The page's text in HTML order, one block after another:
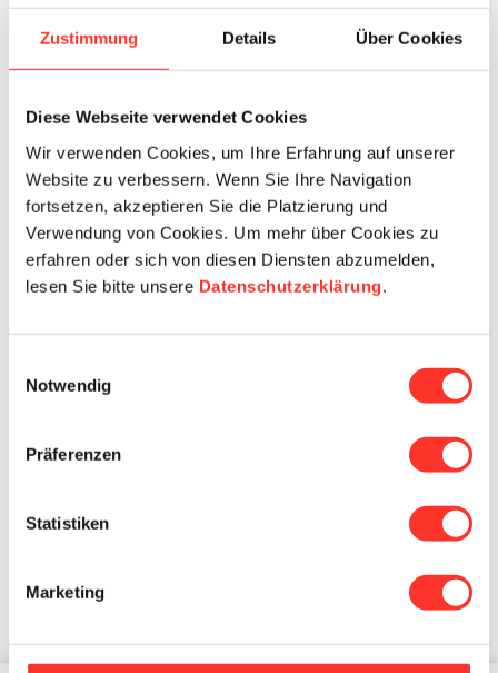
Zustimmung Details Über Cookies
Diese Webseite verwendet Cookies
Wir verwenden Cookies, um Ihre Erfahrung auf unserer
Website zu verbessern. Wenn Sie Ihre Navigation
fortsetzen, akzeptieren Sie die Platzierung und
Verwendung von Cookies. Um mehr über Cookies zu
erfahren oder sich von diesen Diensten abzumelden,
lesen Sie bitte unsere Datenschutzerklärung.
Notwendig
Präferenzen
Statistiken
Marketing
Beteiligungsgesellschaft unterstützt gemeinsam mit dem
Management die Fortsetzung des erfolgreichen
Angebots, die kontinuierliche Digitalisierung und die Gewinnung
Standorte und Mitarbeitende sind von der Transaktion nicht
betroffen. Auch in Zukunft gilt der Fokus dem persönlichen
Kontakt und dem Engagement zugunsten der Partner – so, wie es
die jährlichen Kunden-, Freelancer- und Spingerbefragungen
bestätigen.